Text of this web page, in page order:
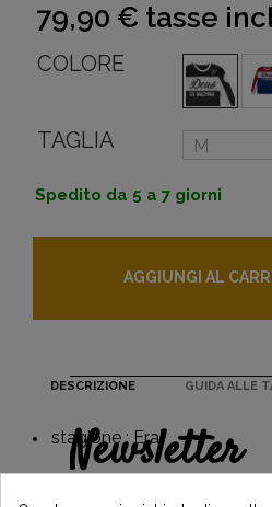
79,90 € tasse
COLORE
TAGLIA
Spedito da 5 a 7 giorni
AGGIUNGI AL
DESCRIZIONE GUIDA ALLE
stagione : Era
Newsletter
iscrivendoti e resta